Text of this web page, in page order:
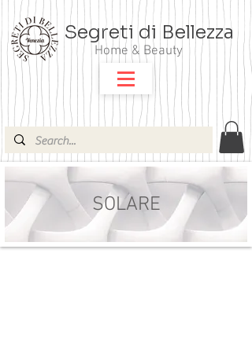
Segreti di Bellezza
Home & Beauty
SOLARE